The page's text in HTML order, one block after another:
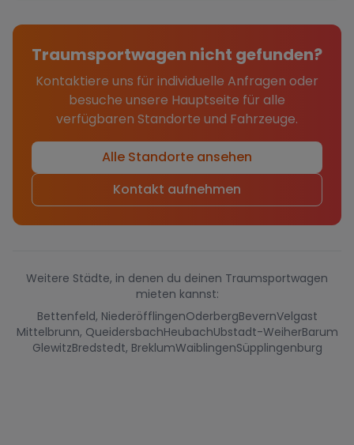
Traumsportwagen nicht gefunden?
Kontaktiere uns für individuelle Anfragen oder
besuche unsere Hauptseite für alle
verfügbaren Standorte und Fahrzeuge.
Alle Standorte ansehen
Kontakt aufnehmen
Weitere Städte, in denen du deinen Traumsportwagen
mieten kannst:
Bettenfeld, NiederöfflingenOderbergBevernVelgast
Mittelbrunn, QueidersbachHeubachUbstadt-WeiherBarum
GlewitzBredstedt, BreklumWaiblingenSüpplingenburg